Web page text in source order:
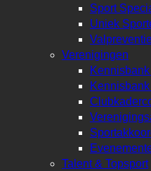
Sport
Uniek
Verenigingen
Talent & Topsport